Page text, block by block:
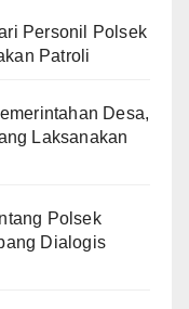
Personil Polsek
Patroli
Desa,
Laksanakan
Polsek
Dialogis